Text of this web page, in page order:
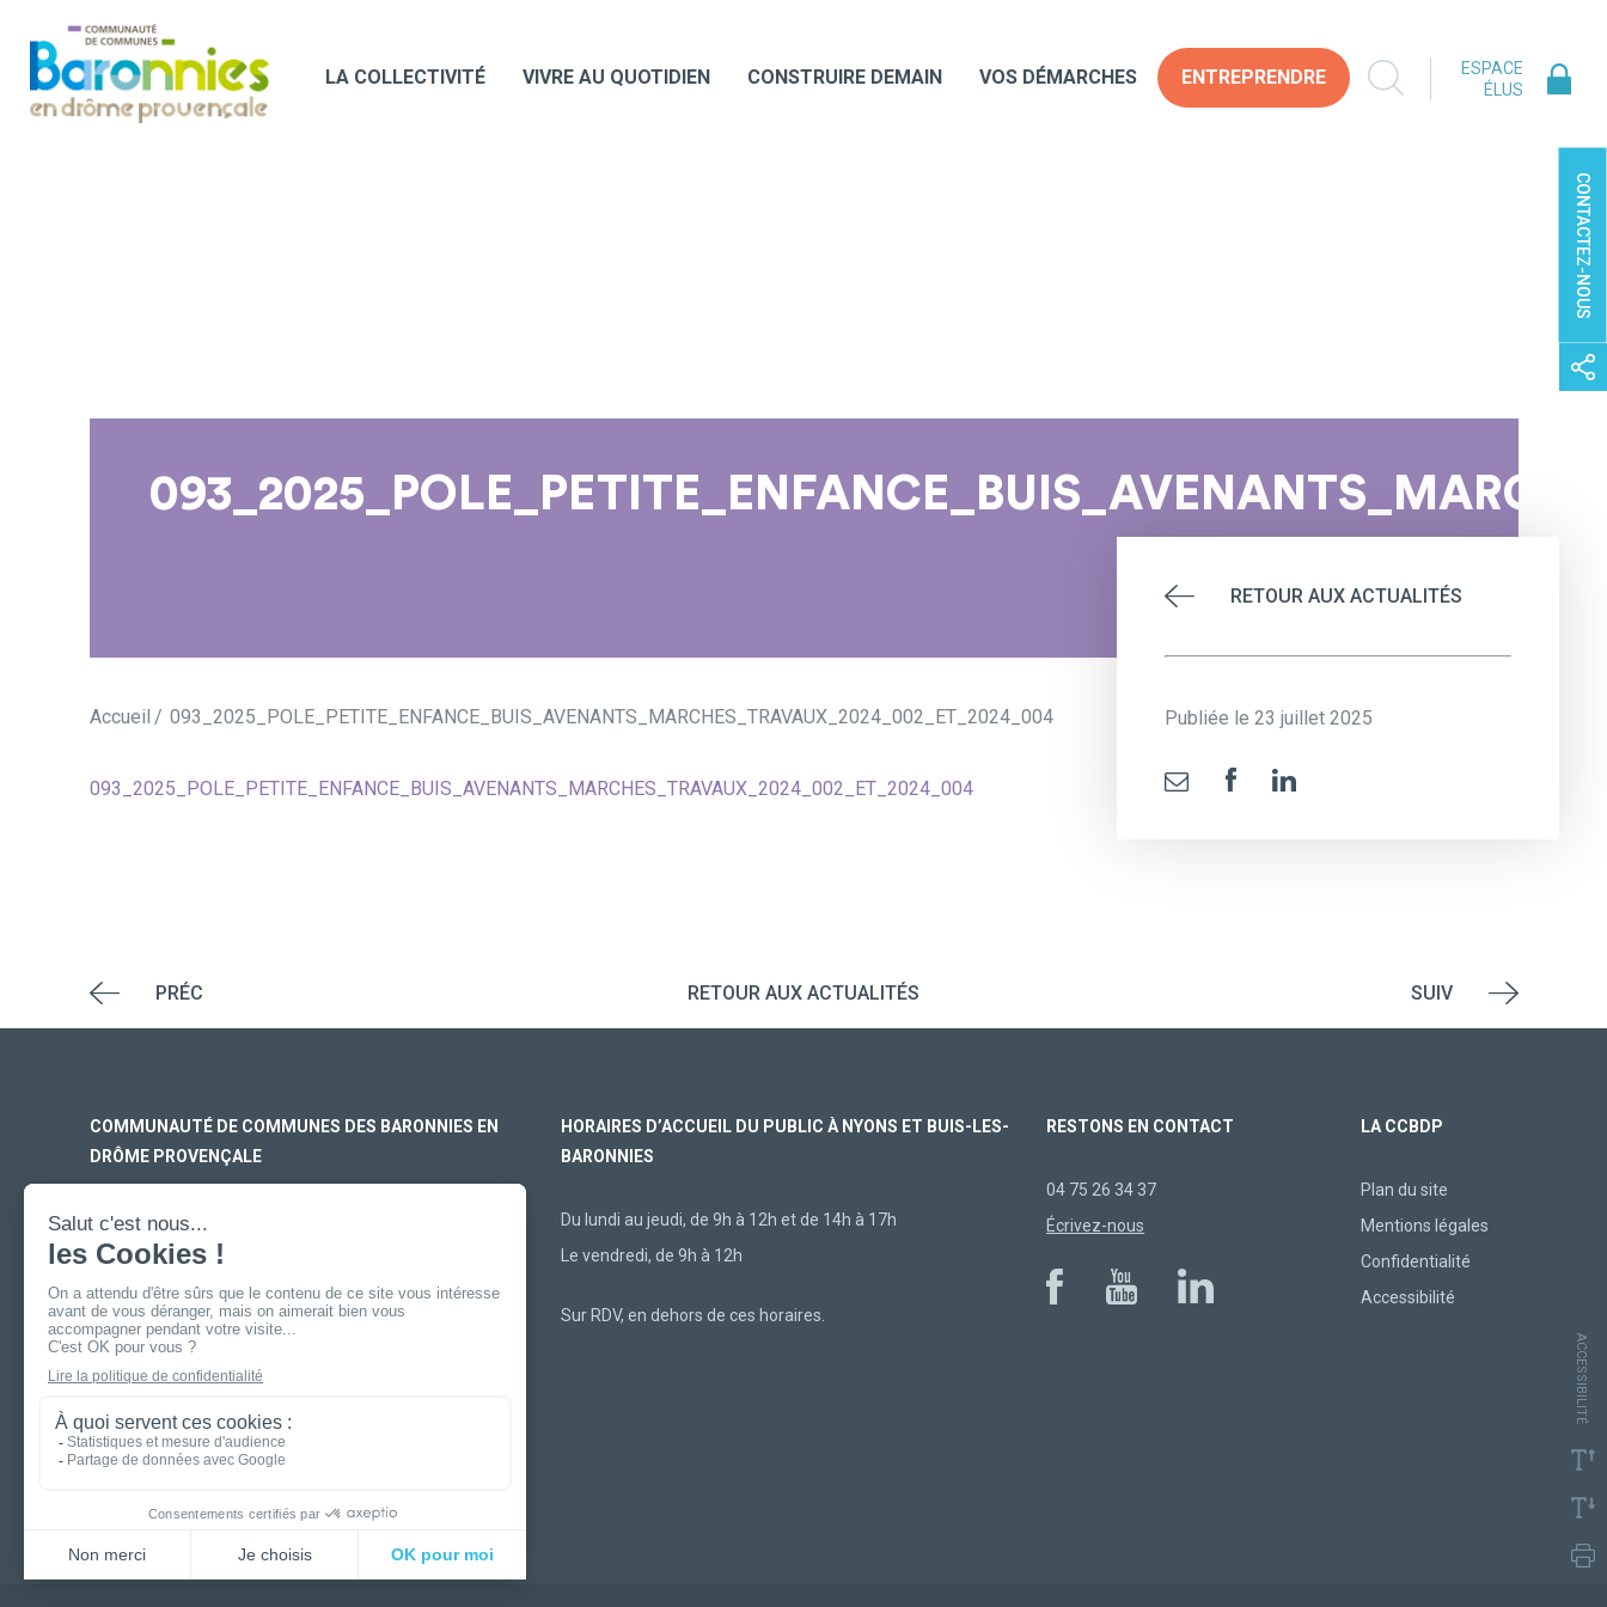
LA COLLECTIVITÉ VIVRE AU QUOTIDIEN CONSTRUIRE DEMAIN VOS DÉMARCHES ENTREPRENDRE
ESPACE
ÉLUS
CONTACTEZ-NOUS
Accueil 093_2025_POLE_PETITE_ENFANCE_BUIS_AVENANTS_MARCHES_TRAVAUX_2024_002_ET_2024_004
RETOUR AUX ACTUALITÉS
Publiée le 23 juillet 2025
093_2025_POLE_PETITE_ENFANCE_BUIS_AVENANTS_MARCHES_TRAVAUX_2024_002_ET_2024_004
PRÉC RETOUR AUX ACTUALITÉS SUIV
COMMUNAUTÉ DE COMMUNES DES BARONNIES EN
DRÔME PROVENÇALE
SIÈGE SOCIAL
170 rue Ferdinand Fert
Les Laurons – CS 30005
26110 Nyons
ANTENNE DE BUIS-LES-BARONNIES
19 boulevard Aristide Briand
26170 Buis-Les-Baronnies
HORAIRES D’ACCUEIL DU PUBLIC À NYONS ET BUIS-LES-
BARONNIES
Du lundi au jeudi, de 9h à 12h et de 14h à 17h
Le vendredi, de 9h à 12h
Sur RDV, en dehors de ces horaires.
RESTONS EN CONTACT
04 75 26 34 37
Écrivez-nous
LA CCBDP
Plan du site
Mentions légales
Confidentialité
Accessibilité
ACCESSIBILITÉ